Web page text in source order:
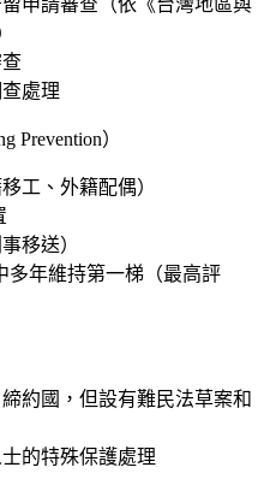
處理
Prevention）
工、外籍配偶）
移送）
多年維持第一梯（最高評
約國，但設有難民法草案和
的特殊保護處理